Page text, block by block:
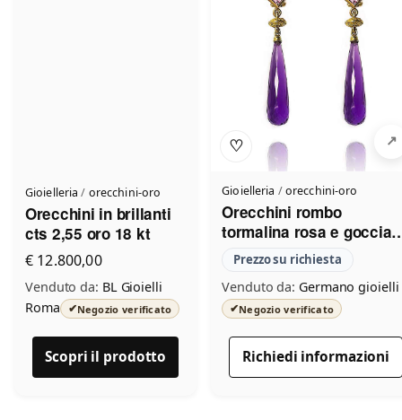
Gioielleria / orecchini-oro
Orecchini in brillanti
cts 2,55 oro 18 kt
€ 12.800,00
Venduto da: BL Gioielli
Roma
✔Negozio verificato
Scopri il prodotto
♡
Gioielleria /orecchini-oro
Orecchini rombo
tormalina rosa e goccia
ametista
Prezzo su richiesta
Venduto da: Germano gioielli
✔Negozio verificato
Richiedi informazioni